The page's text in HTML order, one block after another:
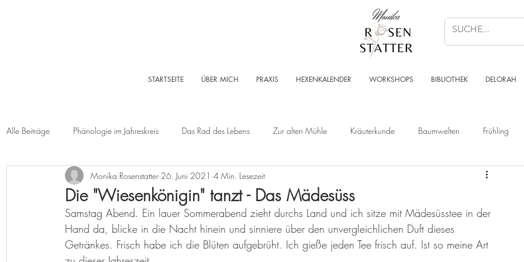
STARTSEITE ÜBER MICH PRAXIS HEXENKALENDER WORKSHOPS BIBLIOTHEK DELORAH
Alle Beiträge Phänologie im Jahreskreis Das Rad des Lebens Zur alten Mühle Kräuterkunde Baumwelten Frühling
Herbst Winter Log-Buch Garten Krafttier - Botschaften
Lebensleichte Ernährung Naturkosmetik Chakralehre Angelart - Engelwelt Kabbalah Kraft des Ortes
Die "Wiesenkönigin" tanzt - Das Mädesüss
Monika Rosenstatter 26. Juni 2021 4 Min. Lesezeit
Samstag Abend. Ein lauer Sommerabend zieht durchs Land und ich sitze mit Mädesüsstee in der
Hand da, blicke in die Nacht hinein und sinniere über den unvergleichlichen Duft dieses
Getränkes. Frisch habe ich die Blüten aufgebrüht. Ich gieße jeden Tee frisch auf. Ist so meine Art